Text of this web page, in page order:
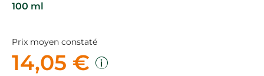
100 ml
Prix moyen constaté
14,05 €